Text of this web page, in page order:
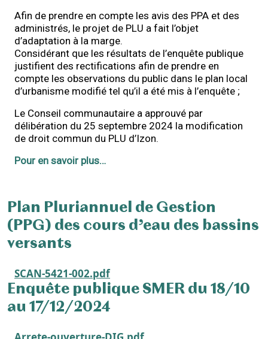
Afin de prendre en compte les avis des PPA et des
administrés, le projet de PLU a fait l’objet
d’adaptation à la marge.
Considérant que les résultats de l’enquête publique
justifient des rectifications afin de prendre en
compte les observations du public dans le plan local
d’urbanisme modifié tel qu’il a été mis à l’enquête ;
Le Conseil communautaire a approuvé par
délibération du 25 septembre 2024 la modification
de droit commun du PLU d’Izon.
Pour en savoir plus…
Plan Pluriannuel de Gestion
(PPG) des cours d’eau des bassins
versants
SCAN-5421-002.pdf
Enquête publique SMER du 18/10
au 17/12/2024